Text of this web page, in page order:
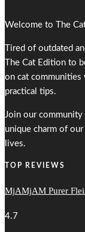
Welcome to The
Tired of outdated
The Cat Edition to
on cat communities
practical tips.
Join our
unique charm of
lives.
TOP REVIEWS
MjAMjAM Purer
4.7